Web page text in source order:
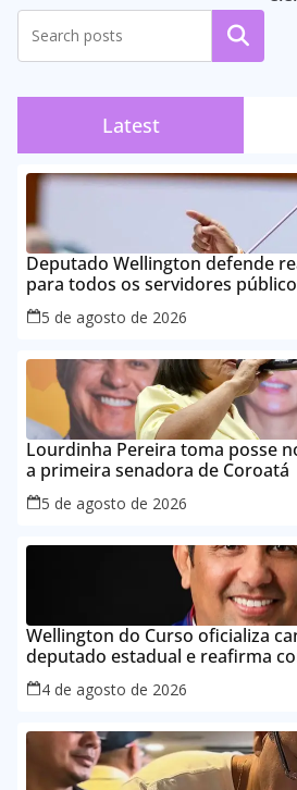
Pesquisar
Latest
Deputado Wellington defende
para todos os servidores
Maranhão
5 de agosto de 2026
Lourdinha Pereira toma posse
a primeira senadora de Coroatá
5 de agosto de 2026
Wellington do Curso oficializa
deputado estadual e reafirma
povo do Maranhão
4 de agosto de 2026